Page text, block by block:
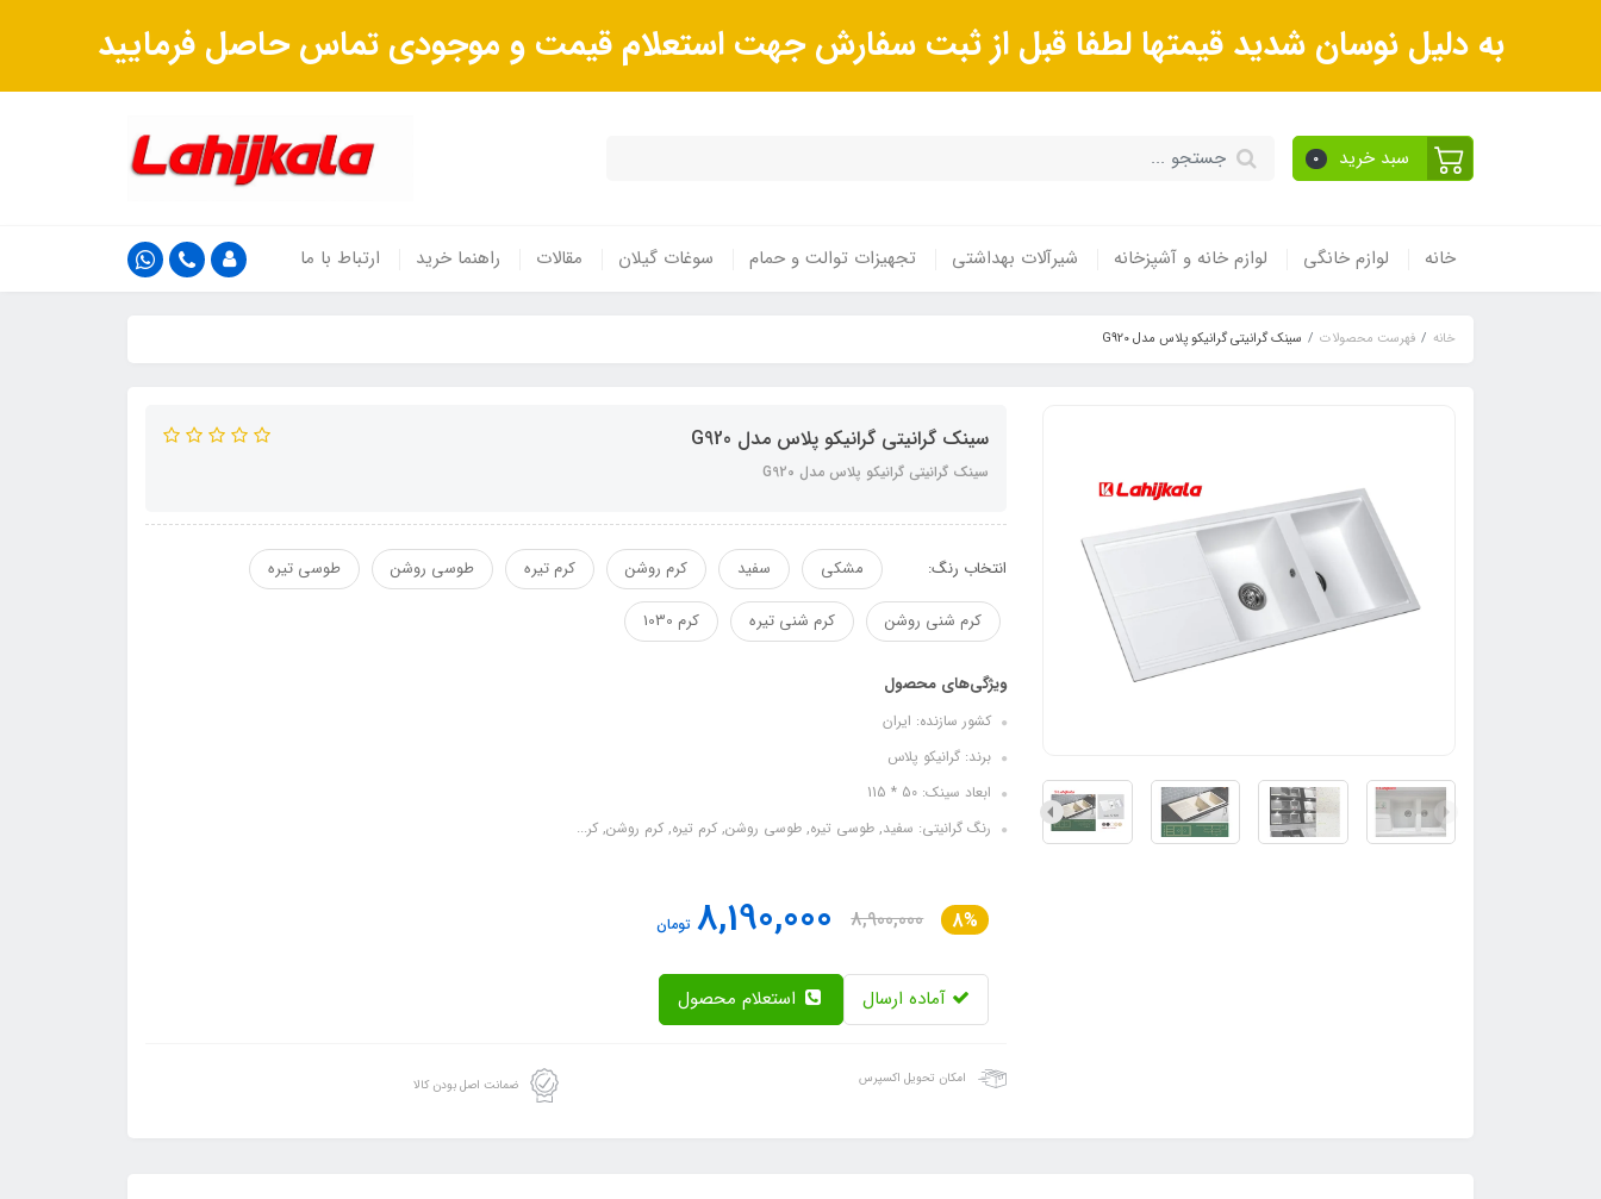
به دلیل نوسان شدید قیمتها لطفا قبل از ثبت سفارش جهت استعلام قیمت و موجودی تماس حاصل فرمایید
سبد خرید 0
خانه لوازم خانگی لوازم خانه و آشپزخانه شیرآلات بهداشتی تجهیزات توالت و حمام سوغات گیلان مقالات راهنما خرید ارتباط با ما
خانه فهرست محصولات سینک گرانیتی گرانیکو پلاس مدل G920
سینک گرانیتی گرانیکو پلاس مدل G920
سینک گرانیتی گرانیکو پلاس مدل G920
انتخاب رنگ: مشکی سفید کرم روشن کرم تیره طوسی روشن طوسی تیره
کرم شنی روشن کرم شنی تیره کرم 1030
ویژگی‌های محصول
کشور سازنده: ایران
برند: گرانیکو پلاس
ابعاد سینک: 50 * 115
رنگ گرانیتی: سفید, طوسی تیره, طوسی روشن, کرم تیره, کرم روشن, کر...
8%
8,900,000
8,190,000 تومان
آماده ارسال
امکان تحویل اکسپرس ضمانت اصل بودن کالا